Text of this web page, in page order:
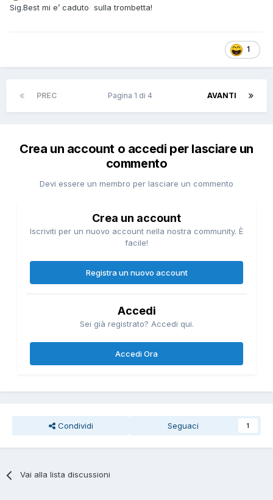
Sig.Best mi e’ caduto sulla trombetta!
1
PREC AVANTI
Pagina 1 di 4
Crea un account o accedi per lasciare un
commento
Devi essere un membro per lasciare un commento
Crea un account
Iscriviti per un nuovo account nella nostra community. È
facile!
Registra un nuovo account
Accedi
Sei già registrato? Accedi qui.
Accedi Ora
Condividi Seguaci 1
Vai alla lista discussioni